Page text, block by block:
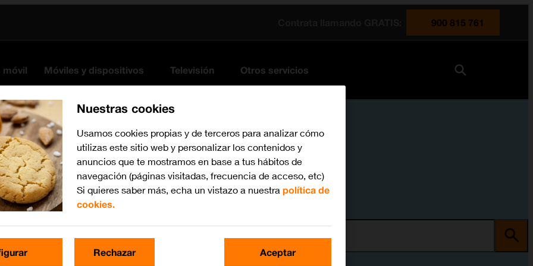
900 815 761
móvil Móviles y dispositivos Televisión Otros servicios
Nuestras cookies
Usamos cookies propias y de terceros para analizar cómo
utilizas este sitio web y personalizar los contenidos y
anuncios que te mostramos en base a tus hábitos de
navegación (páginas visitadas, frecuencia de acceso, etc)
Si quieres saber más, echa un vistazo a nuestra política de
cookies.
Rechazar Aceptar